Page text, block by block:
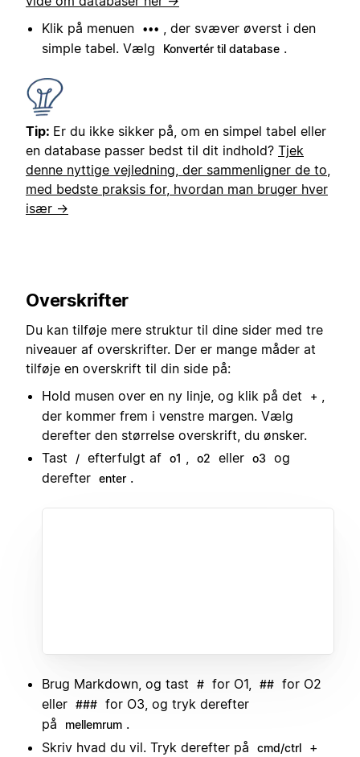
Klik på menuen
••• , der svæver øverst i den
simple tabel. Vælg
Konvertér til database .
Tip: Er du ikke sikker på, om en simpel tabel eller
en database passer bedst til dit indhold? Tjek
denne nyttige vejledning, der sammenligner de to,
med bedste praksis for, hvordan man bruger hver
især →
Overskrifter
Du kan tilføje mere struktur til dine sider med tre
niveauer af overskrifter. Der er mange måder at
tilføje en overskrift til din side på:
Hold musen over en ny linje, og klik på det
+ ,
der kommer frem i venstre margen. Vælg
derefter den størrelse overskrift, du ønsker.
Tast
/ efterfulgt af o1 , o2 eller o3
og
derefter enter .
Brug Markdown, og tast # for O1, ## for O2
eller ### for O3, og tryk derefter
på
mellemrum .
Skriv hvad du vil. Tryk derefter på
cmd/ctrl +